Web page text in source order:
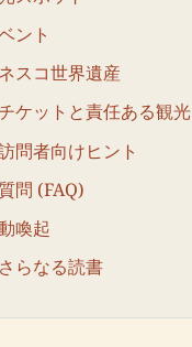
ント
スコ世界遺産
ケットと責任ある観光
問者向けヒント
問 (FAQ)
喚起
らなる読書